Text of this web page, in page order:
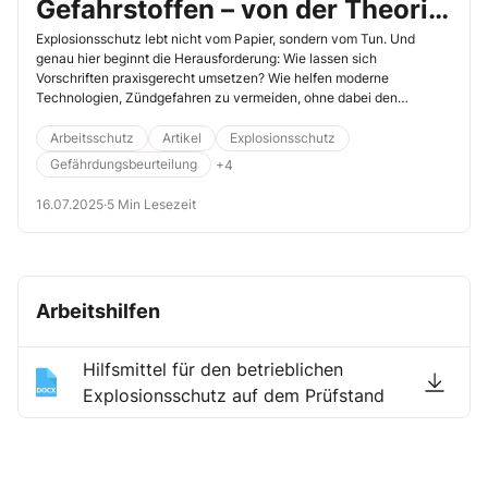
Gefahrstoffen – von der Theorie
zur intelligenten Lösung
Explosionsschutz lebt nicht vom Papier, sondern vom Tun. Und
genau hier beginnt die Herausforderung: Wie lassen sich
Vorschriften praxisgerecht umsetzen? Wie helfen moderne
Technologien, Zündgefahren zu vermeiden, ohne dabei den
verbindet rechtliche Grundlagen mit persönlichen Erfahrungen und
zeigt konkrete Wege zur Umsetzung auf.
Arbeitsschutz Artikel
Explosionsschutz
Gefährdungsbeurteilung
+4
16.07.2025·5 Min Lesezeit
Arbeitshilfen
Hilfsmittel für den betrieblichen
Explosionsschutz auf dem Prüfstand